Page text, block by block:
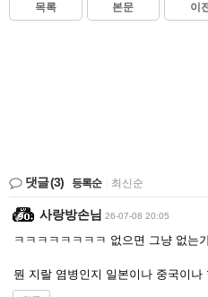
목록 본문 이
댓글(3) 등록순 최신순
사랑방손님 26-07-08 20:05
ㅋㅋㅋㅋㅋㅋㅋㅋ 없으면 그냥 없는
뭔 지랄 염병인지 일본이나 중국이나